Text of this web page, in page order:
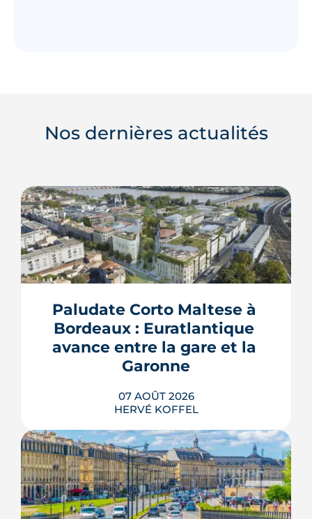
Nos dernières actualités
Paludate Corto Maltese à
Bordeaux : Euratlantique
avance entre la gare et la
Garonne
07 AOÛT 2026
HERVÉ KOFFEL
Entre la gare Saint-Jean et le fleuve, un
ancien secteur d'entrepôts et de chais